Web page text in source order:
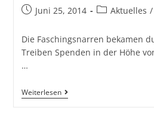
Juni 25, 2014 Aktuelles /
Die Faschingsnarren bekamen
Treiben Spenden in der Höhe
…
Weiterlesen